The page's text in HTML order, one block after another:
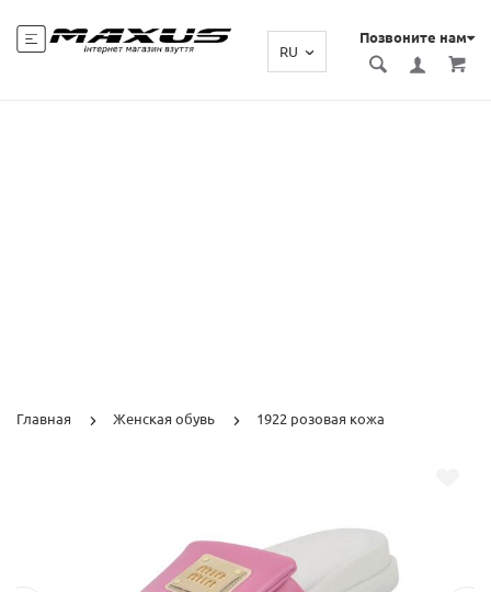
Позвоните нам
RU
Главная Женская обувь 1922 розовая кожа